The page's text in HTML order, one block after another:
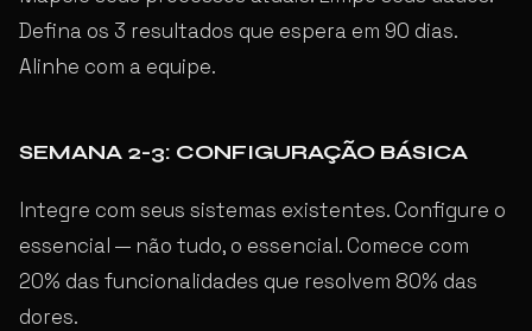
Defina os 3 resultados que espera em 90 dias.
Alinhe com a equipe.
SEMANA 2-3: CONFIGURAÇÃO BÁSICA
Integre com seus sistemas existentes. Configure o
essencial — não tudo, o essencial. Comece com
20% das funcionalidades que resolvem 80% das
dores.